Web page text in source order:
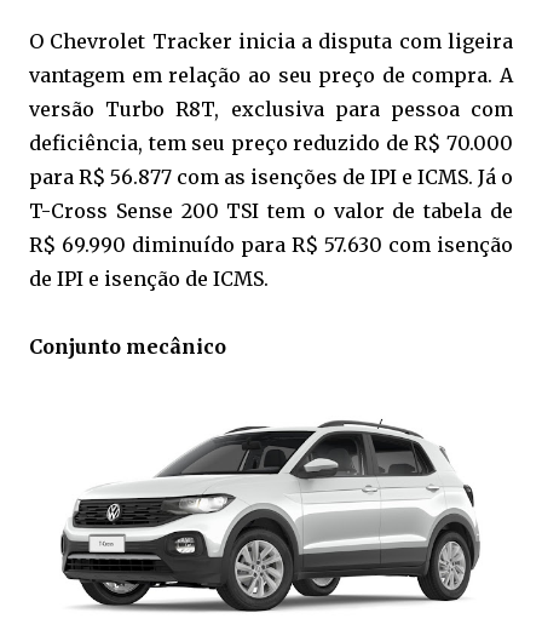
O Chevrolet Tracker inicia a disputa com ligeira
vantagem em relação ao seu preço de compra. A
versão Turbo R8T, exclusiva para pessoa com
deficiência, tem seu preço reduzido de R$ 70.000
para R$ 56.877 com as isenções de IPI e ICMS. Já o
T-Cross Sense 200 TSI tem o valor de tabela de
R$ 69.990 diminuído para R$ 57.630 com isenção
de IPI e isenção de ICMS.
Conjunto mecânico